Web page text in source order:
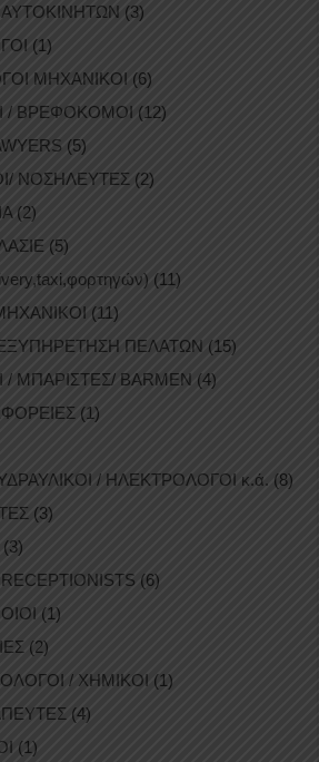
(3)
(1)
ΜΗΧΑΝΙΚΟΙ (6)
/ ΒΡΕΦΟΚΟΜΟΙ (12)
(5)
ΝΟΣΗΛΕΥΤΕΣ (2)
(2)
(5)
(11)
(11)
ΠΕΛΑΤΩΝ (15)
/ ΜΠΑΡΙΣΤΕΣ/ BARMEN (4)
(1)
/ ΗΛΕΚΤΡΟΛΟΓΟΙ κ.ά. (8)
(3)
(3)
(6)
(1)
(2)
/ ΧΗΜΙΚΟΙ (1)
(4)
(1)